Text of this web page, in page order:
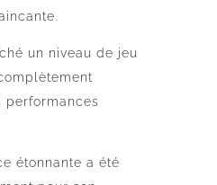
un niveau de jeu
étonnante a été